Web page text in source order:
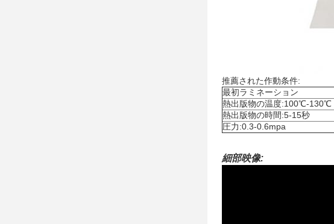
推薦された作動条件:
最初ラミネーション
熱出版物の温度:100℃-130℃
熱出版物の時間:5-15秒
圧力:0.3-0.6mpa
細部映像: